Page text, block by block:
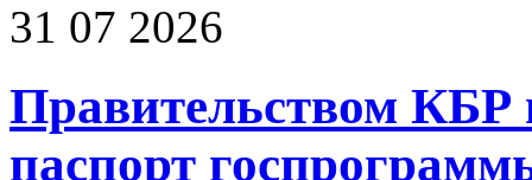
31 07 2026
Правительством КБР
паспорт